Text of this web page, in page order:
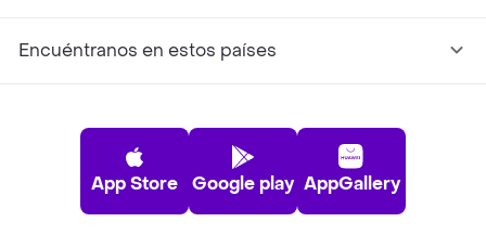
Encuéntranos en estos países
App Store Google play AppGallery